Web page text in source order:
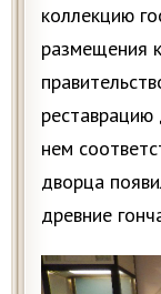
коллекцию
размещения
нем
дворца
древние